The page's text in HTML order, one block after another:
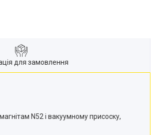
для замовлення
N52 і вакуумному присоску,